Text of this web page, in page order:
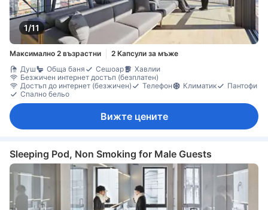
1/11
Максимално 2 възрастни
2 Капсули за мъже
Душ
Обща баня Сешоар
Хавлии
Безжичен интернет достъп (безплатен)
Достъп до интернет (безжичен)
Телефон Климатик
Пантофи
Спално бельо
Вижте цените
Sleeping Pod, Non Smoking for Male Guests